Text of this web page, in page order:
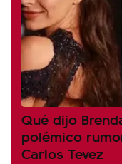
Qué dijo
polémico
Carlos Tevez